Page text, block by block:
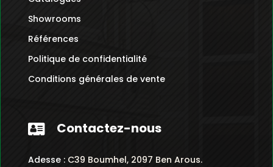
Showrooms
Références
Politique de confidentialité
Conditions générales de vente
 Contactez-nous
Adesse : C39 Boumhel, 2097 Ben Arous.